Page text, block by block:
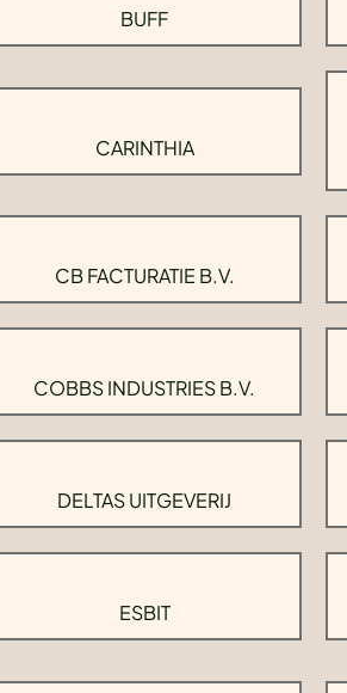
BUFF
CARINTHIA
CB FACTURATIE B.V.
COBBS INDUSTRIES B.V.
DELTAS UITGEVERIJ
ESBIT